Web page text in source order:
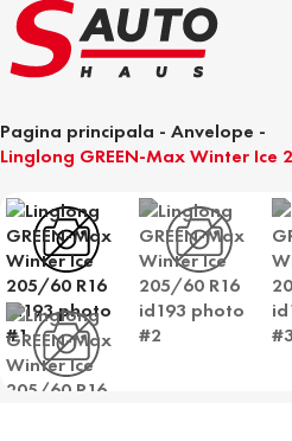
Pagina principala - Anvelope -
Linglong GREEN-Max Winter Ice